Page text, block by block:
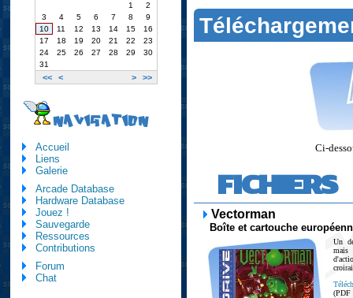
Ci-
FICHIERS
Vectorman
Boîte et cartouche
Un
(PDF
<< < > >>
1
2
3
4 5 6 7 8
9
10
11 12 13 14 15
16
17
18 19 20 21 22
23
24
25 26 27 28 29
30
31
NAVIGATION
Accueil
Liens
Galerie
Arcade Database
Hardware Database
Jouez !
Sauvegarde
Ressources
Contributions
Forum
Chat